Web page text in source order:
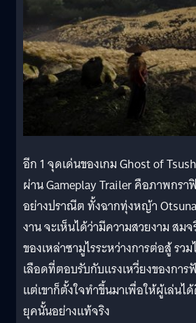
อีก 1 จุดเด่นของเกม Ghost of
ผ่าน Gameplay Trailer คือภาพกร
อย่างปราณีต ทั้งฉากทุ่งหญ้า
งาน จะเห็นได้ว่ามีความสวยงาม ส
ของเหล่าซามูไรระหว่างการต่อสู้ รว
เลือดที่ตอบรับกับแรงเหวี่ยงของกา
แต่เขาก็ตั้งใจทำขึ้นมาเพื่อให้ผู้เล่นไ
ยุคนั้นอย่างแท้จริง